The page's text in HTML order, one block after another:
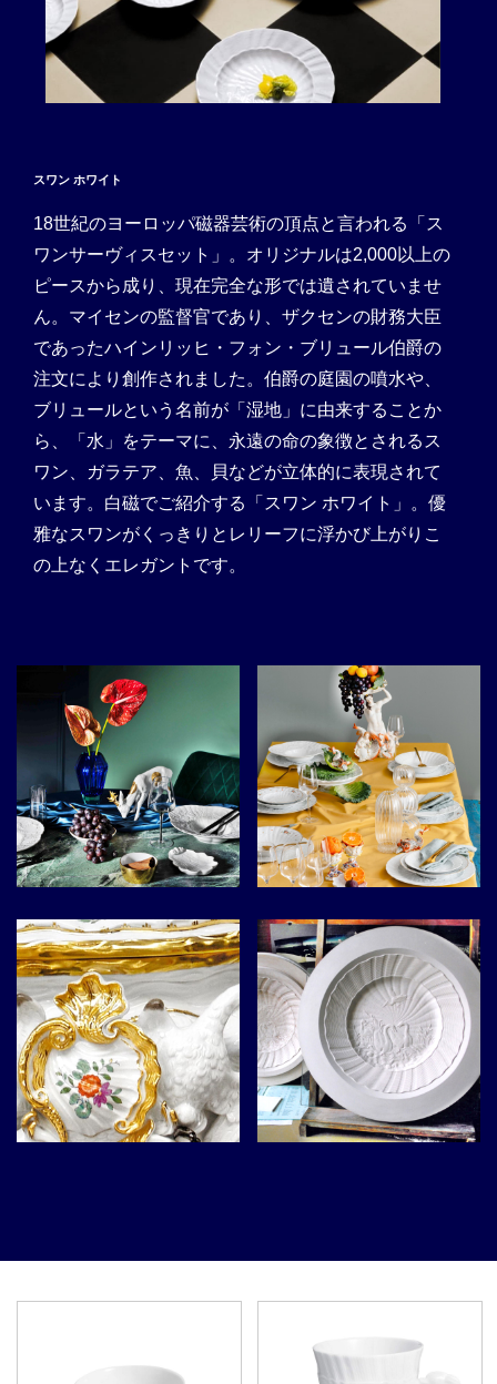
スワン ホワイト
18世紀のヨーロッパ磁器芸術の頂点と言われる「ス
ワンサーヴィスセット」。オリジナルは2,000以上の
ピースから成り、現在完全な形では遺されていませ
ん。マイセンの監督官であり、ザクセンの財務大臣
であったハインリッヒ・フォン・ブリュール伯爵の
注文により創作されました。伯爵の庭園の噴水や、
ブリュールという名前が「湿地」に由来することか
ら、「水」をテーマに、永遠の命の象徴とされるス
ワン、ガラテア、魚、貝などが立体的に表現されて
います。白磁でご紹介する「スワン ホワイト」。優
雅なスワンがくっきりとレリーフに浮かび上がりこ
の上なくエレガントです。